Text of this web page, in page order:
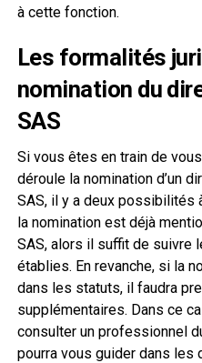
à cette fonction.
Les formalités
nomination du
SAS
Si vous êtes en train de
déroule la nomination d’un
SAS, il y a deux possibilités
la nomination est déjà
SAS, alors il suffit de suivre
établies. En revanche, si la
dans les statuts, il faudra
supplémentaires. Dans ce
consulter un professionnel
pourra vous guider dans les